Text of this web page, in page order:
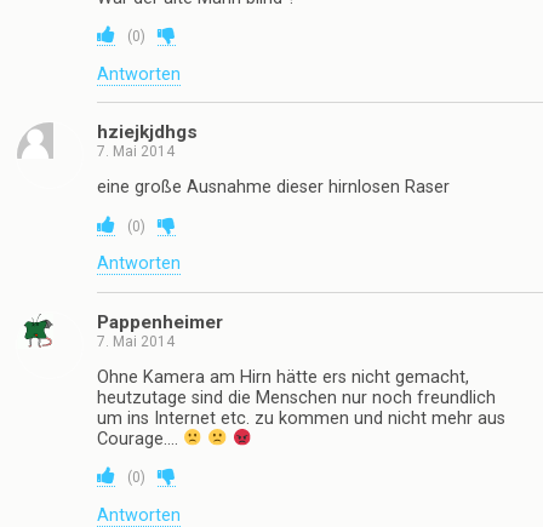
(0)
Antworten
hziejkjdhgs
7. Mai 2014
eine große Ausnahme dieser hirnlosen Raser
(0)
Antworten
Pappenheimer
7. Mai 2014
Ohne Kamera am Hirn hätte ers nicht gemacht,
heutzutage sind die Menschen nur noch freundlich
um ins Internet etc. zu kommen und nicht mehr aus
Courage….
(0)
Antworten